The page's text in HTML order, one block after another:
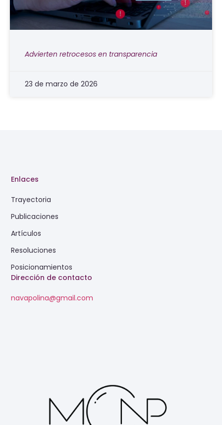
Advierten retrocesos en transparencia
23 de marzo de 2026
Dirección de contacto
navapolina@gmail.com
Enlaces
Trayectoria
Publicaciones
Artículos
Resoluciones
Posicionamientos